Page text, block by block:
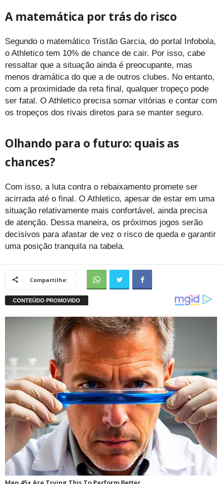
A matemática por trás do risco
Segundo o matemático Tristão Garcia, do portal Infobola,
o Athletico tem 10% de chance de cair. Por isso, cabe
ressaltar que a situação ainda é preocupante, mas
menos dramática do que a de outros clubes. No entanto,
com a proximidade da reta final, qualquer tropeço pode
ser fatal. O Athletico precisa somar vitórias e contar com
os tropeços dos rivais diretos para se manter seguro.
Olhando para o futuro: quais as
chances?
Com isso, a luta contra o rebaixamento promete ser
acirrada até o final. O Athletico, apesar de estar em uma
situação relativamente mais confortável, ainda precisa
de atenção. Dessa maneira, os próximos jogos serão
decisivos para afastar de vez o risco de queda e garantir
uma posição tranquila na tabela.
Compartilhe: